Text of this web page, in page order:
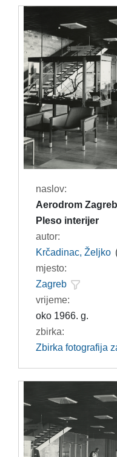
naslov:
Aerodrom
Pleso interijer
autor:
Krčadinac, Željko
mjesto:
Zagreb
vrijeme:
oko 1966. g.
zbirka:
Zbirka fotografija